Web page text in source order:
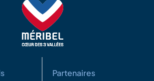
Partenaires